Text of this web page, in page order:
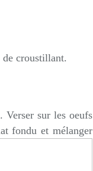
croustillant.
Verser sur les oeufs
fondu et mélanger